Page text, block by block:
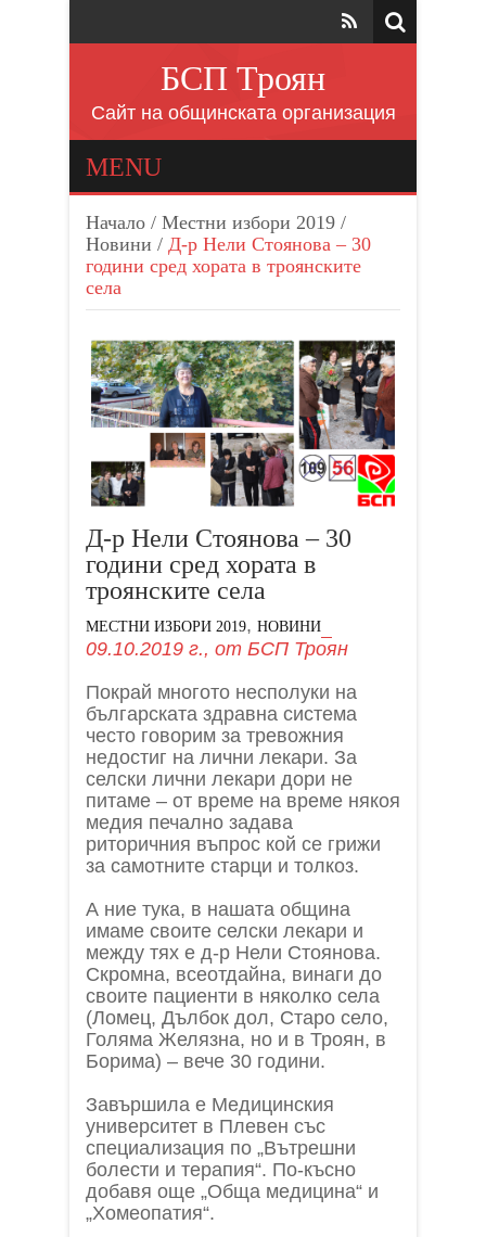
БСП Троян
Сайт на общинската организация
MENU
Начало / Местни избори 2019 /
Новини / Д-р Нели Стоянова – 30
години сред хората в троянските
села
Д-р Нели Стоянова – 30
години сред хората в
троянските села
МЕСТНИ ИЗБОРИ 2019, НОВИНИ
09.10.2019 г., от БСП Троян
Покрай многото несполуки на
българската здравна система
често говорим за тревожния
недостиг на лични лекари. За
селски лични лекари дори не
питаме – от време на време някоя
медия печално задава
риторичния въпрос кой се грижи
за самотните старци и толкоз.
А ние тука, в нашата община
имаме своите селски лекари и
между тях е д-р Нели Стоянова.
Скромна, всеотдайна, винаги до
своите пациенти в няколко села
(Ломец, Дълбок дол, Старо село,
Голяма Желязна, но и в Троян, в
Борима) – вече 30 години.
Завършила е Медицинския
университет в Плевен със
специализация по „Вътрешни
болести и терапия“. По-късно
добавя още „Обща медицина“ и
„Хомеопатия“.